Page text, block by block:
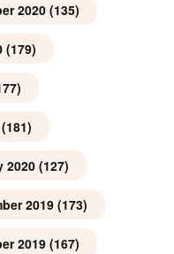
2020 (135)
(179)
(181)
2020(127)
2019 (173)
2019 (167)